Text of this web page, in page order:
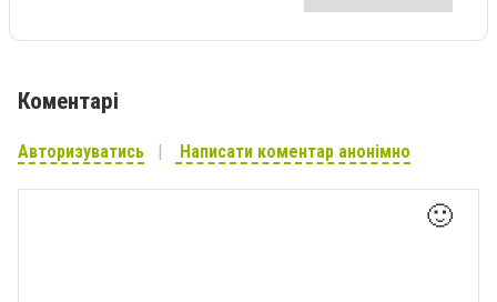
Коментарі
Авторизуватись Написати коментар анонімно
🙂